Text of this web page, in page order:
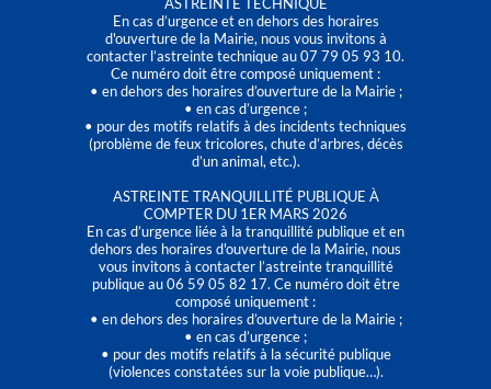
En cas d’urgence et en dehors des horaires
d'ouverture de la Mairie, nous vous invitons à
contacter l’astreinte technique au 07 79 05 93 10.
Ce numéro doit être composé uniquement :
• en dehors des horaires d’ouverture de la Mairie ;
• en cas d’urgence ;
• pour des motifs relatifs à des incidents techniques
(problème de feux tricolores, chute d’arbres, décès
d’un animal, etc.).
ASTREINTE TRANQUILLITÉ PUBLIQUE À
COMPTER DU 1ER MARS 2026
En cas d’urgence liée à la tranquillité publique et en
dehors des horaires d'ouverture de la Mairie, nous
vous invitons à contacter l’astreinte tranquillité
publique au 06 59 05 82 17. Ce numéro doit être
composé uniquement :
• en dehors des horaires d’ouverture de la Mairie ;
• en cas d’urgence ;
• pour des motifs relatifs à la sécurité publique
(violences constatées sur la voie publique…).